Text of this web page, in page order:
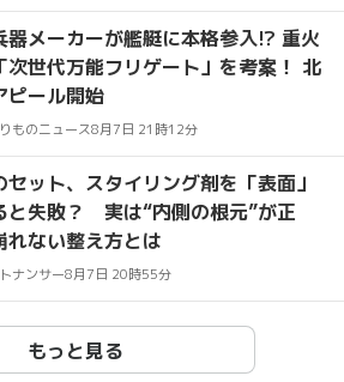
器メーカーが艦艇に本格参入!? 重火
次世代万能フリゲート」を考案！ 北
ピール開始
ものニュース8月7日 21時12分
セット、スタイリング剤を「表面」
と失敗？ 実は“内側の根元”が正
ない整え方とは
ナンサー8月7日 20時55分
もっと見る